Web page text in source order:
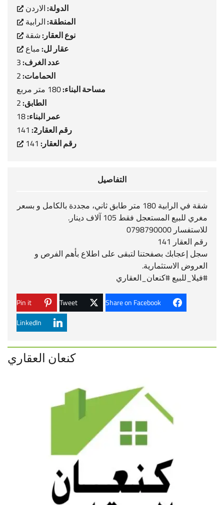
الدولة:الاردن
المنطقة:الرابية
نوع العقار:شقة
عقار لل:مباع
عدد الغرف:3
الحمامات:2
مساحة البناء:180 متر مربع
الطابق:2
عمر البناء:18
رقم العقار2: 141
رقم العقار:141
التفاصيل
شقة في الرابية 180 متر طابق ثاني، مجددة بالكامل و بسعر
مغري للبيع المستعجل فقط 105 آلاف دينار.
للاستفسار 0798790000
رقم العقار 141
سجل إعجابك بصفحتنا لتبقى على اطلاع بأهم الفرص و
العروض الاستثمارية.
#فيلا_للبيع#كنعان_العقاري
Share on Facebook
Tweet
Pin it
LinkedIn
كنعان العقاري